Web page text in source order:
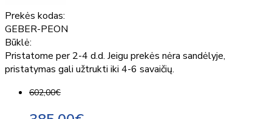
Prekės kodas:
GEBER-PEON
Būklė:
Pristatome per 2-4 d.d. Jeigu prekės nėra sandėlyje,
pristatymas gali užtrukti iki 4-6 savaičių.
602,00€